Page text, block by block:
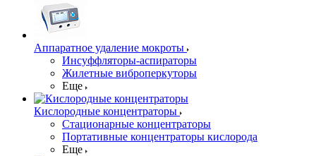
Аппаратное удаление мокроты
Инсуффляторы-аспираторы
Жилетные виброперкуторы
Еще
Кислородные концентраторы
Стационарные концентраторы
Портативные концентраторы кислорода
Еще